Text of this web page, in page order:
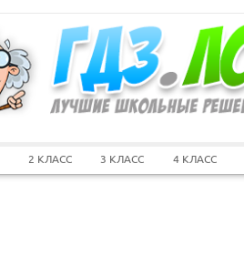
2 КЛАСС 3 КЛАСС 4 КЛАСС